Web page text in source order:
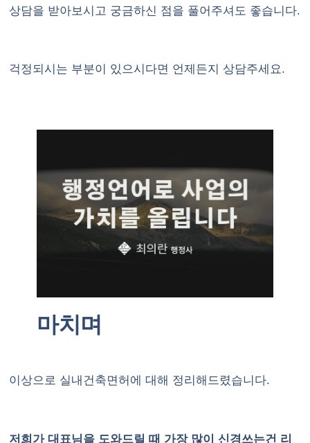
상담을 받아보시고 궁금하신 점을 풀어주셔도 좋습니다.
걱정되시는 부분이 있으시다면 언제든지 상담주세요.
마치며
이상으로 실내건축면허에 대해 정리해드렸습니다.
저희가 대표님을 도와드릴 때 가장 많이 신경쓰는건 리